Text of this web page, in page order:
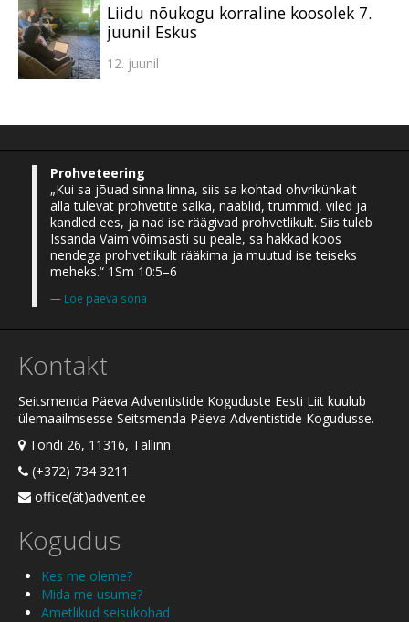
Liidu nõukogu korraline koosolek 7.
juunil Eskus
12. juunil
Prohveteering
„Kui sa jõuad sinna linna, siis sa kohtad ohvrikünkalt
alla tulevat prohvetite salka, naablid, trummid, viled ja
kandled ees, ja nad ise räägivad prohvetlikult. Siis tuleb
Issanda Vaim võimsasti su peale, sa hakkad koos
nendega prohvetlikult rääkima ja muutud ise teiseks
meheks.“ 1Sm 10:5–6
Loe päeva sõna
Kontakt
Seitsmenda Päeva Adventistide Koguduste Eesti Liit kuulub
ülemaailmsesse Seitsmenda Päeva Adventistide Kogudusse.
Tondi 26, 11316, Tallinn
(+372) 734 3211
office(ät)advent.ee
Kogudus
Kes me oleme?
Mida me usume?
Ametlikud seisukohad